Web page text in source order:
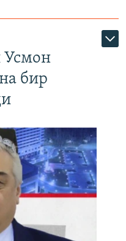
Усмон
бир